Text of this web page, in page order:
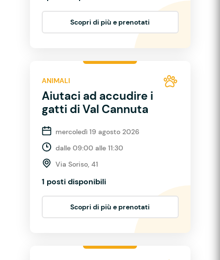
Scopri di più e prenotati
ANIMALI
Aiutaci ad accudire i
gatti di Val Cannuta
mercoledì 19 agosto 2026
dalle 09:00 alle 11:30
Via Soriso, 41
1 posti disponibili
Scopri di più e prenotati